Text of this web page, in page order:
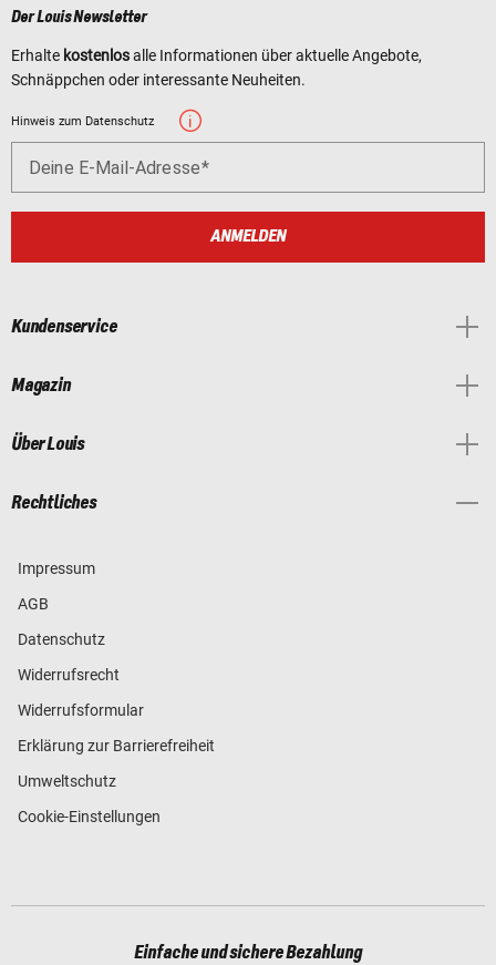
Der Louis Newsletter
Erhalte kostenlosalle Informationen über aktuelle Angebote,
Schnäppchen oder interessante Neuheiten.
Hinweis zum Datenschutz
Deine E-Mail-Adresse
ANMELDEN
Kundenservice
Magazin
Über Louis
Rechtliches
Impressum
AGB
Datenschutz
Widerrufsrecht
Widerrufsformular
Erklärung zur Barrierefreiheit
Umweltschutz
Cookie-Einstellungen
Einfache und sichere Bezahlung